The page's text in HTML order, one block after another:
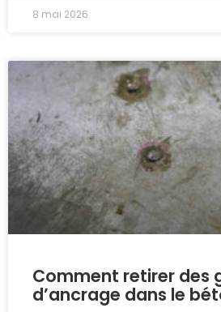
8 mai 2026
Comment retirer des
d’ancrage dans le